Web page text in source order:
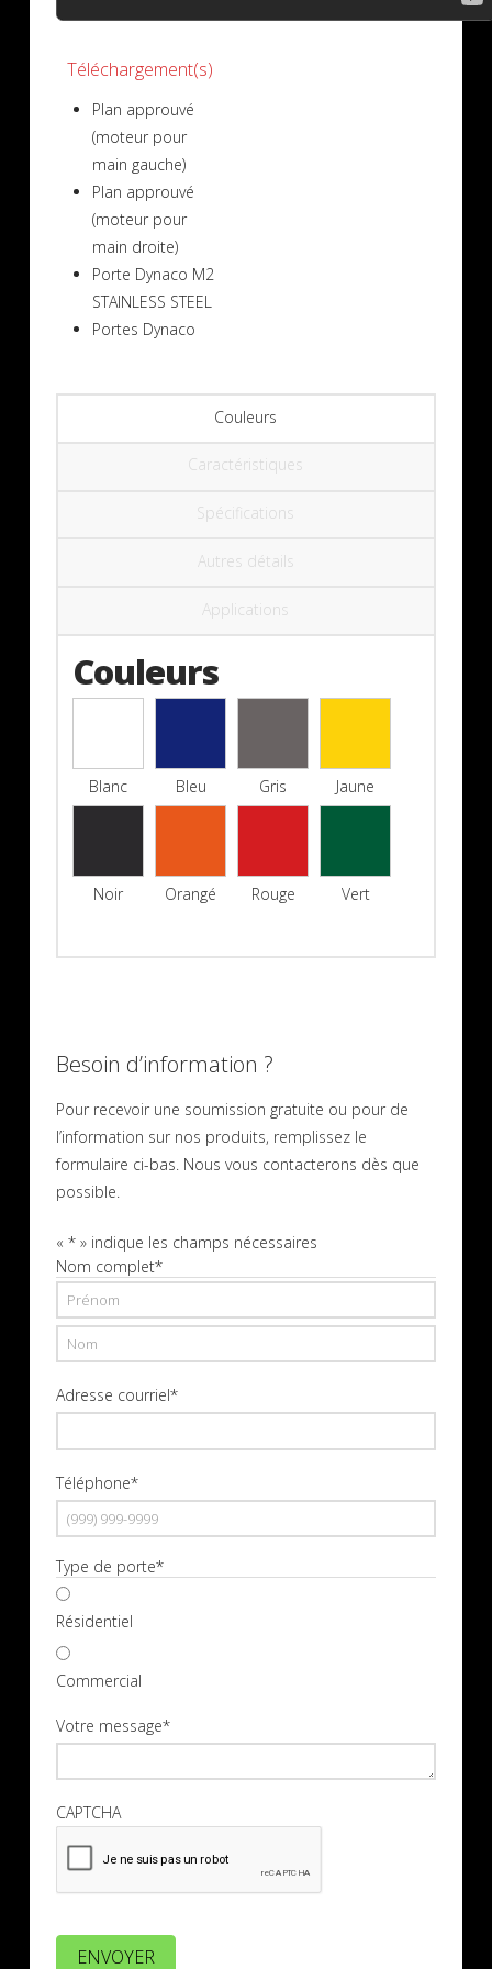
Téléchargement(s)
Plan approuvé
(moteur pour
main gauche)
Plan approuvé
(moteur pour
main droite)
Porte Dynaco M2
STAINLESS STEEL
Portes Dynaco
Couleurs
Caractéristiques
Spécifications
Autres détails
Applications
Couleurs
Blanc Bleu Gris Jaune
Noir Orangé Rouge Vert
Besoin d’information ?
Pour recevoir une soumission gratuite ou pour de
l’information sur nos produits, remplissez le
formulaire ci-bas. Nous vous contacterons dès que
possible.
« *» indique les champs nécessaires
Nom complet*
Prénom
Adresse courriel*
Téléphone*
Type de porte*
Résidentiel
Commercial
Votre message*
CAPTCHA
ENVOYER